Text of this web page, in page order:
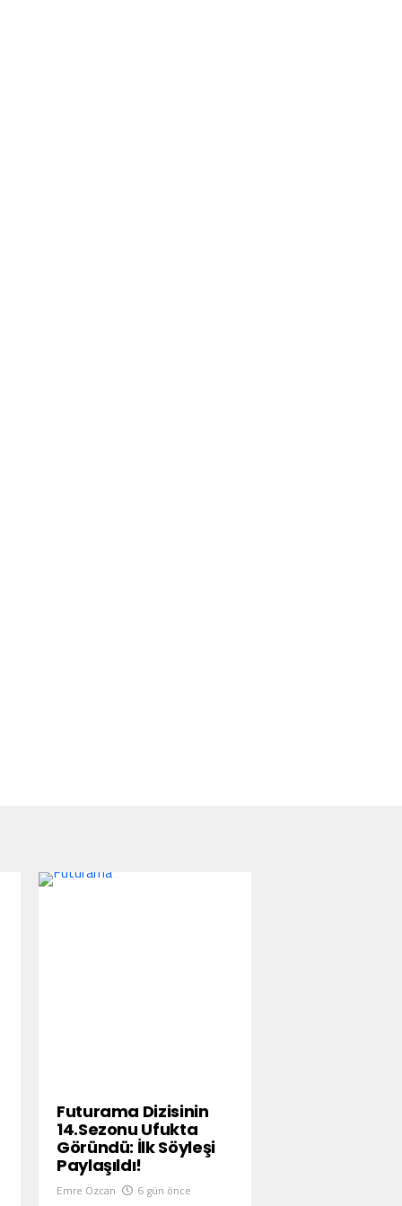
Futurama Dizisinin
14.Sezonu Ufukta
Göründü: İlk Söyleşi
Paylaşıldı!
Emre Özcan 6 gün önce